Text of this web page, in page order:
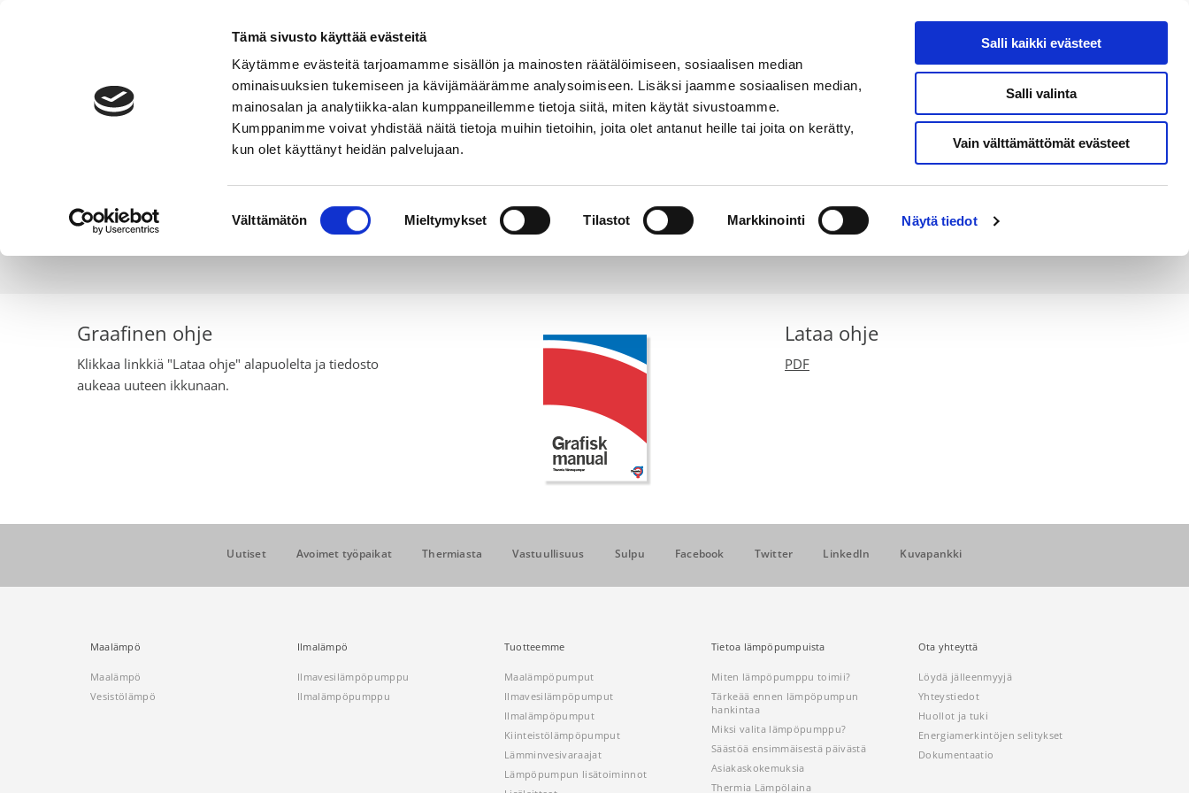
Tämä sivusto käyttää evästeitä
Käytämme evästeitä tarjoamamme sisällön ja mainosten räätälöimiseen, sosiaalisen median
ominaisuuksien tukemiseen ja kävijämäärämme analysoimiseen. Lisäksi jaamme sosiaalisen median,
mainosalan ja analytiikka-alan kumppaneillemme tietoja siitä, miten käytät sivustoamme.
Kumppanimme voivat yhdistää näitä tietoja muihin tietoihin, joita olet antanut heille tai joita on kerätty,
kun olet käyttänyt heidän palvelujaan.
valinta
Välttämätön Mieltymykset Tilastot Markkinointi Näytä tiedot
Salli kaikki evästeet
Salli valinta
Vain välttämättömät evästeet
Maalämpö Ilmavesi- ja ilmalämpö Tuotteet Hyödyllistä tietoa Kiinteistö Ota yhteyttä
CURRENT:
GRAAFINEN OHJE
Graafinen ohje
Thermian brändin kanssa työskennellessä tulee noudattaa yrityksen graafisia ohjeita. Jos sinulla on kysyttävää Thermian brändin käytöstä, ota rohkeasti yhteyttä
Graafinen ohje
Klikkaa linkkiä "Lataa ohje" alapuolelta ja tiedosto
aukeaa uuteen ikkunaan.
Lataa ohje
PDF
Uutiset Avoimet työpaikat Thermiasta Vastuullisuus Sulpu Facebook Twitter LinkedIn Kuvapankki
Maalämpö
Maalämpö
Vesistölämpö
Ilmalämpö
Ilmavesilämpöpumppu
Ilmalämpöpumppu
Tuotteemme
Maalämpöpumput
Ilmavesilämpöpumput
Ilmalämpöpumput
Kiinteistölämpöpumput
Lämminvesivaraajat
Lämpöpumpun lisätoiminnot
Tietoa lämpöpumpuista
Miten lämpöpumppu toimii?
Tärkeää ennen lämpöpumpun
hankintaa
Miksi valita lämpöpumppu?
Säästöä ensimmäisestä päivästä
Asiakaskokemuksia
Thermia Lämpölaina
Ota yhteyttä
Löydä jälleenmyyjä
Yhteystiedot
Huollot ja tuki
Energiamerkintöjen selitykset
Dokumentaatio